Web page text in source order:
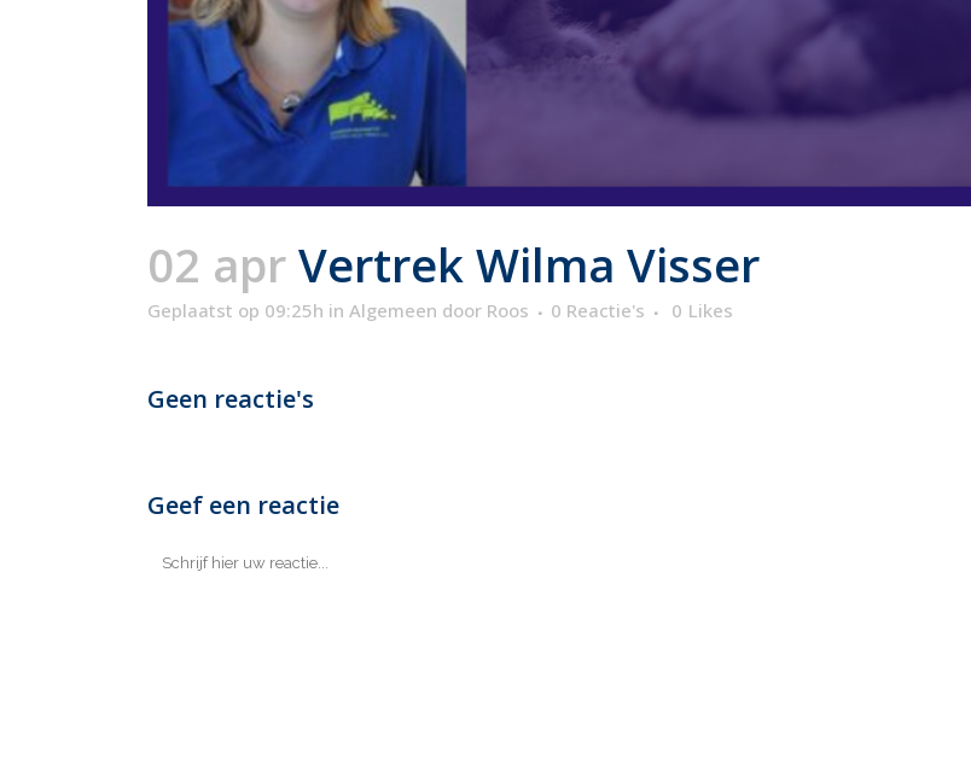
02 aprVertrek Wilma Visser
Geplaatst op 09:25h in Algemeen door Roos 0 Reactie's 0 Likes
Geen reactie's
Geef een reactie